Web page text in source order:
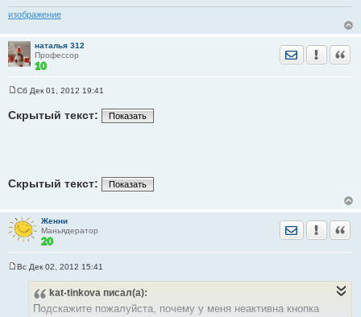
е
изображение
наталья 312
Профессор
Отправить
о
Сб Дек 01, 2012 19:41
Скрытый текст: Показать
Скрытый текст: Показать
Женни
Маньядератор
Отправить
Вс Дек 02, 2012 15:41
kat-tinkova писал(а):
Подскажите пожалуйста, почему у меня неактивна кнопка